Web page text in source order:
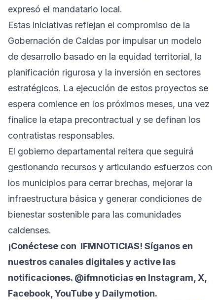
expresó el mandatario local.
Estas iniciativas reflejan el compromiso de la
Gobernación de Caldas por impulsar un modelo
de desarrollo basado en la equidad territorial, la
planificación rigurosa y la inversión en sectores
estratégicos. La ejecución de estos proyectos se
espera comience en los próximos meses, una vez
finalice la etapa precontractual y se definan los
contratistas responsables.
El gobierno departamental reitera que seguirá
gestionando recursos y articulando esfuerzos con
los municipios para cerrar brechas, mejorar la
infraestructura básica y generar condiciones de
bienestar sostenible para las comunidades
caldenses.
¡Conéctese con IFMNOTICIAS! Síganos en
nuestros canales digitales y active las
notificaciones. @ifmnoticias en Instagram, X,
Facebook, YouTube y Dailymotion.